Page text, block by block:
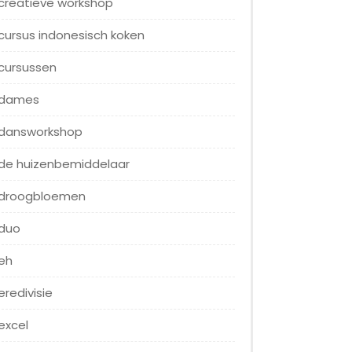
indonesisch koken
huizenbemiddelaar